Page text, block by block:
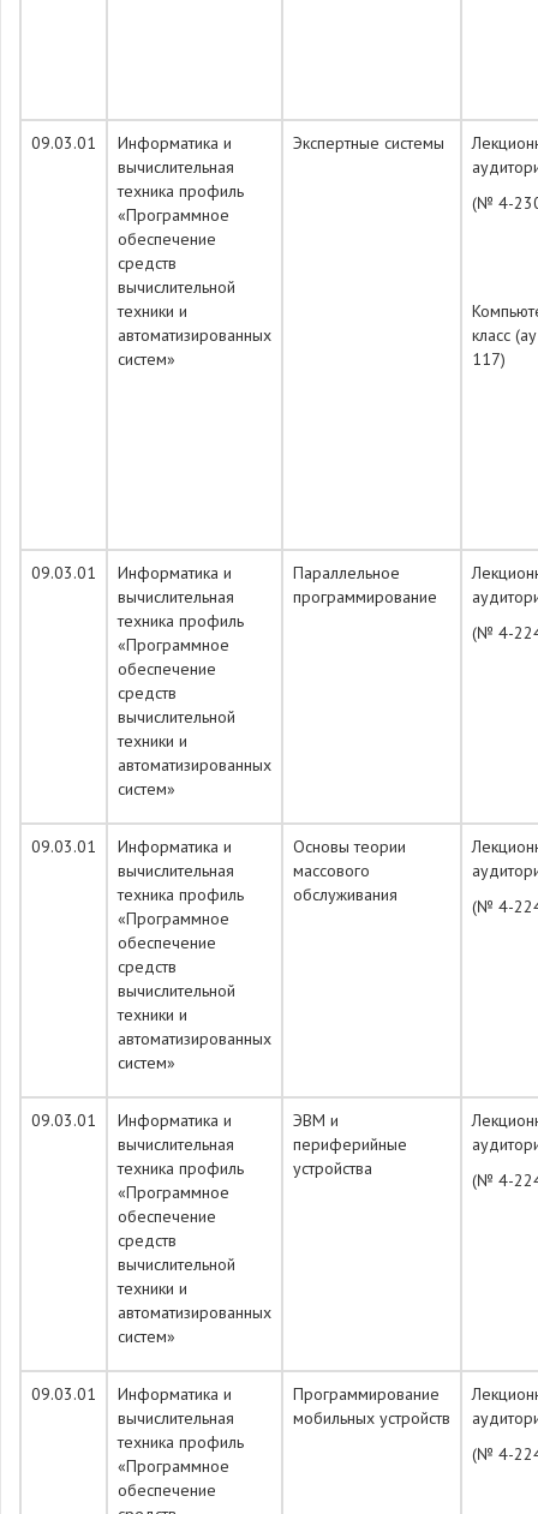
09.03.01
Информатика и
вычислительная
техника профиль
«Программное
обеспечение
средств
вычислительной
техники и
автоматизированных
систем»
Экспертные системы
(№ 4-
класс
117)
09.03.01
Информатика и
вычислительная
техника профиль
«Программное
обеспечение
средств
вычислительной
техники и
автоматизированных
систем»
Параллельное
программирование
(№ 4-
09.03.01
Информатика и
вычислительная
техника профиль
«Программное
обеспечение
средств
вычислительной
техники и
автоматизированных
систем»
Основы теории
массового
обслуживания
(№ 4-
09.03.01
Информатика и
вычислительная
техника профиль
«Программное
обеспечение
средств
вычислительной
техники и
автоматизированных
систем»
ЭВМ и
периферийные
устройства
(№ 4-
09.03.01
Информатика и
вычислительная
техника профиль
«Программное
обеспечение
Программирование
мобильных устройств
(№ 4-